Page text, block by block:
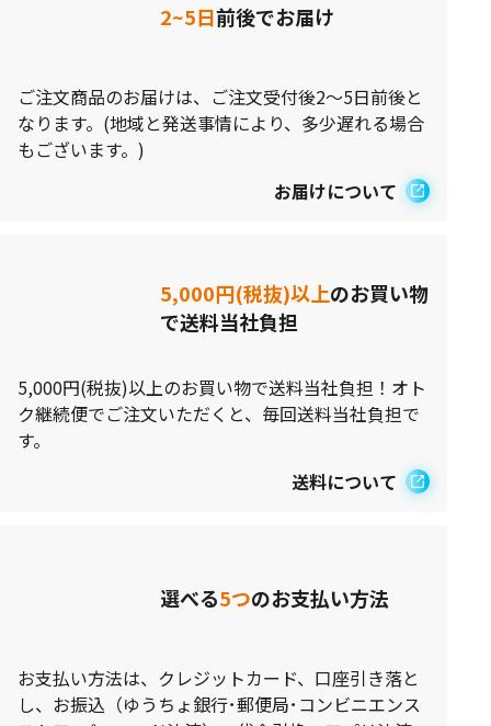
2~5日前後でお届け
ご注文商品のお届けは、ご注文受付後2～5日前後と
なります。(地域と発送事情により、多少遅れる場合
もございます。)
お届けについて
5,000円(税抜)以上のお買い物
で送料当社負担
5,000円(税抜)以上のお買い物で送料当社負担！オト
ク継続便でご注文いただくと、毎回送料当社負担で
す。
送料について
選べる5つのお支払い方法
お支払い方法は、クレジットカード、口座引き落と
し、お振込（ゆうちょ銀行･郵便局･コンビニエンス